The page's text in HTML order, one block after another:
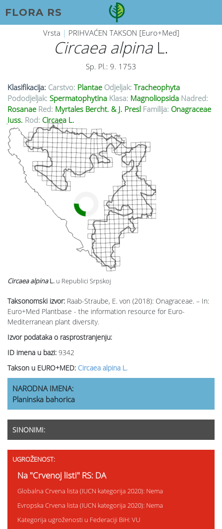
FLORA RS
Vrsta | PRIHVAĆEN TAKSON [Euro+Med]
Circaea alpinaL.
Sp. Pl.: 9. 1753
Klasifikacija: Carstvo: Plantae Odjeljak: Tracheophyta
Pododjeljak: Spermatophytina Klasa: Magnoliopsida Nadred:
Rosanae Red: Myrtales Bercht. & J. Presl Familija: Onagraceae
Juss. Rod: Circaea L.
Taksonomski izvor: Raab-Straube, E. von (2018): Onagraceae. – In:
Euro+Med Plantbase - the information resource for Euro-
Mediterranean plant diversity.
Izvor podataka o rasprostranjenju:
ID imena u bazi: 9342
Takson u EURO+MED: Circaea alpina L.
Circaea alpinaL. u Republici Srpskoj
NARODNA IMENA:
Planinska bahorica
SINONIMI:
UGROŽENOST:
Na "Crvenoj listi" RS: DA
Globalna Crvena lista (IUCN kategorija 2020): Nema
Evropska Crvena lista (IUCN kategorija 2020): Nema
Kategorija ugroženosti u Federaciji BiH: VU